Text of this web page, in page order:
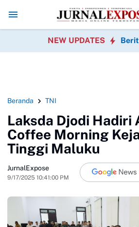
di Menu MBG Ada Gorengan, Wali
NEW UPDATES
Beranda TNI
Laksda Djodi Hadiri
Coffee Morning
Tinggi Maluku
JurnalExpose
9/17/2025 10:41:00 PM